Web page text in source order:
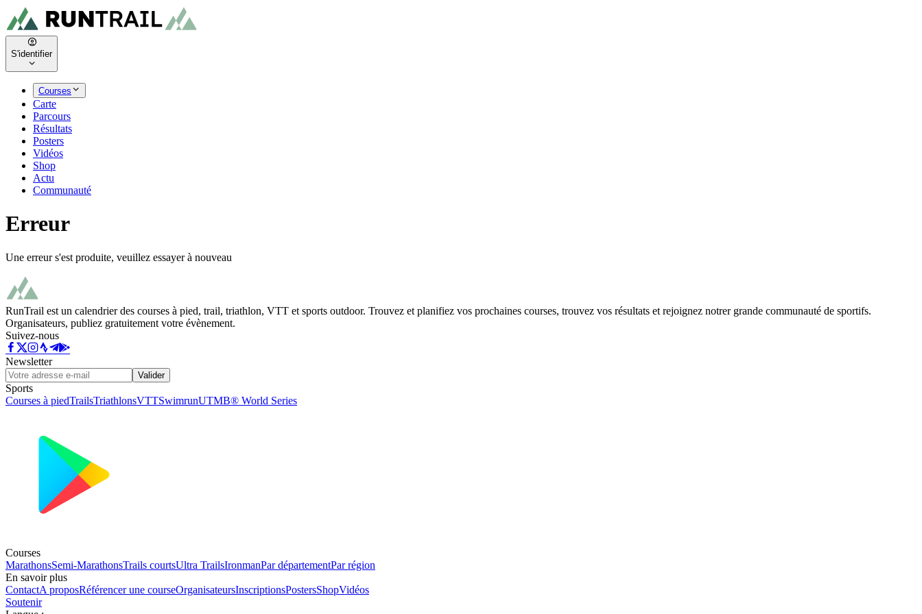
S'identifier
Courses
Carte
Parcours
Résultats
Posters
Vidéos
Shop
Actu
Communauté
Erreur
Une erreur s'est produite, veuillez essayer à nouveau
RunTrail est un calendrier des courses à pied, trail, triathlon, VTT et sports outdoor. Trouvez et planifiez vos prochaines courses, trouvez vos résultats et rejoignez notrer grande communauté de sportifs.
Organisateurs, publiez gratuitement votre évènement.
Suivez-nous
Newsletter
Valider
Sports
Courses à piedTrailsTriathlonsVTTSwimrunUTMB® World Series
Courses
MarathonsSemi-MarathonsTrails courtsUltra TrailsIronmanPar départementPar région
En savoir plus
ContactA proposRéférencer une courseOrganisateursInscriptionsPostersShopVidéos
Soutenir